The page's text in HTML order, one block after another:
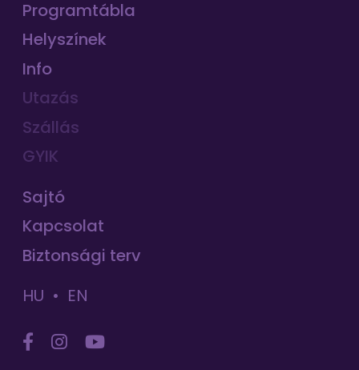
Programtábla
Helyszínek
Info
Utazás
Szállás
GYIK
Sajtó
Kapcsolat
Biztonsági terv
HU
EN